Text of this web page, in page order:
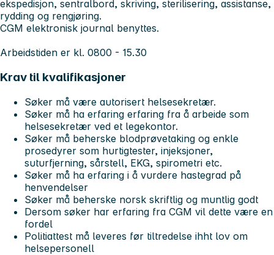
ekspedisjon, sentralbord, skriving, sterilisering, assistanse,
rydding og rengjøring.
CGM elektronisk journal benyttes.
Arbeidstiden er kl. 0800 - 15.30
Krav til kvalifikasjoner
Søker må være autorisert helsesekretær.
Søker må ha erfaring erfaring fra å arbeide som
helsesekretær ved et legekontor.
Søker må beherske blodprøvetaking og enkle
prosedyrer som hurtigtester, injeksjoner,
suturfjerning, sårstell, EKG, spirometri etc.
Søker må ha erfaring i å vurdere hastegrad på
henvendelser
Søker må beherske norsk skriftlig og muntlig godt
Dersom søker har erfaring fra CGM vil dette være en
fordel
Politiattest må leveres før tiltredelse ihht lov om
helsepersonell